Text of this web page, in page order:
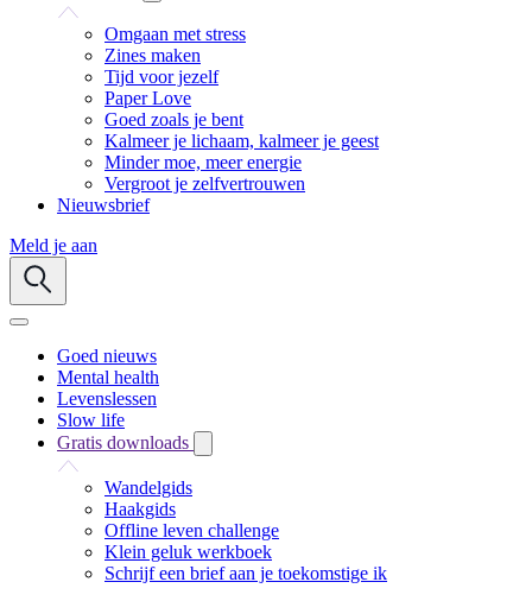
Omgaan met stress
Zines maken
Tijd voor jezelf
Paper Love
Goed zoals je bent
Kalmeer je lichaam, kalmeer je geest
Minder moe, meer energie
Vergroot je zelfvertrouwen
Nieuwsbrief
Meld je aan
Goed nieuws
Mental health
Levenslessen
Slow life
Gratis downloads
Wandelgids
Haakgids
Offline leven challenge
Klein geluk werkboek
Schrijf een brief aan je toekomstige ik